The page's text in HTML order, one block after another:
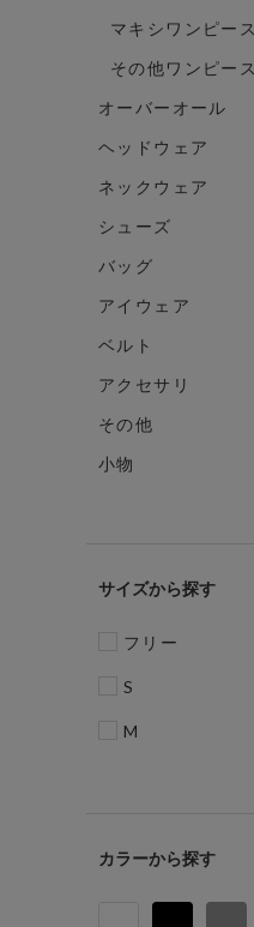
マキシワンピース
その他ワンピース
オーバーオール
ヘッドウェア
ネックウェア
シューズ
バッグ
アイウェア
ベルト
アクセサリ
その他
小物
サイズ
フリー
S
M
カラー